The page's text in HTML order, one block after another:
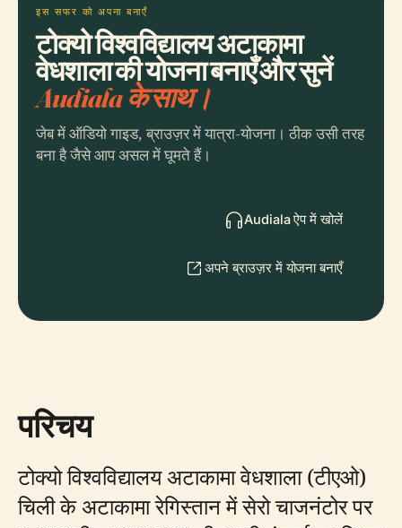
इस सफर को अपना बनाएँ
टोक्यो विश्वविद्यालय अटाकामा
वेधशाला की योजना बनाएँ और सुनें
Audiala के साथ।
जेब में ऑडियो गाइड, ब्राउज़र में यात्रा-योजना। ठीक उसी तरह
बना है जैसे आप असल में घूमते हैं।
Audiala ऐप में खोलें
अपने ब्राउज़र में योजना बनाएँ
परिचय
टोक्यो विश्वविद्यालय अटाकामा वेधशाला (टीएओ)
चिली के अटाकामा रेगिस्तान में सेरो चाजनंटोर पर